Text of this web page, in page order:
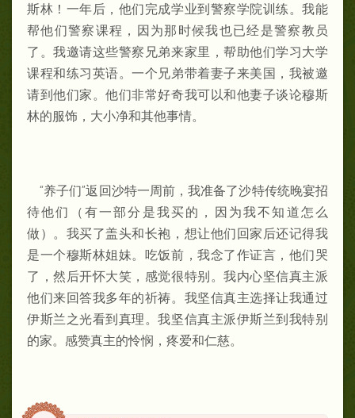
斯林！一年后，他们完成学业到警察学院训练。我能
帮他们警察课程，因为那时候我也已经是警察教员
了。我邀请这些警察兄弟来家里，帮助他们学习大学
课程和练习英语。一个兄弟带着妻子来美国，我被邀
请到他们家。他们非常好奇我可以和他妻子谈论穆斯
林的服饰，大小净和其他事情。
“养子们”返回沙特一周前，我准备了沙特传统晚宴招
待他们（有一部分是我买的，因为我不知道怎么
做）。我买了盖头和长袍，想让他们回家后还记得我
是一个穆斯林姐妹。吃饭前，我念了作证言，他们哭
了，然后开怀大笑，感觉很特别。我内心坚信真主派
他们来回答我多年的祈祷。我坚信真主选择让我通过
伊斯兰之光看到真理。我坚信真主派伊斯兰到我特别
的家。感赞真主的怜悯，疼爱和仁慈。